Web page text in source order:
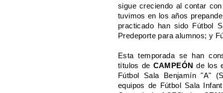
sigue creciendo al contar
tuvimos en los años
practicado han sido Fútbol
Predeporte para alumnos; y
Esta temporada se han
títulos de CAMPEÓN de los
Fútbol Sala Benjamín "A"
equipos de Fútbol Sala